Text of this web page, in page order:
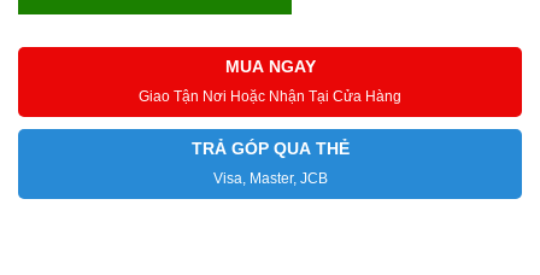
MUA NGAY
Giao Tận Nơi Hoặc Nhận Tại Cửa Hàng
TRẢ GÓP QUA THẺ
Visa, Master, JCB